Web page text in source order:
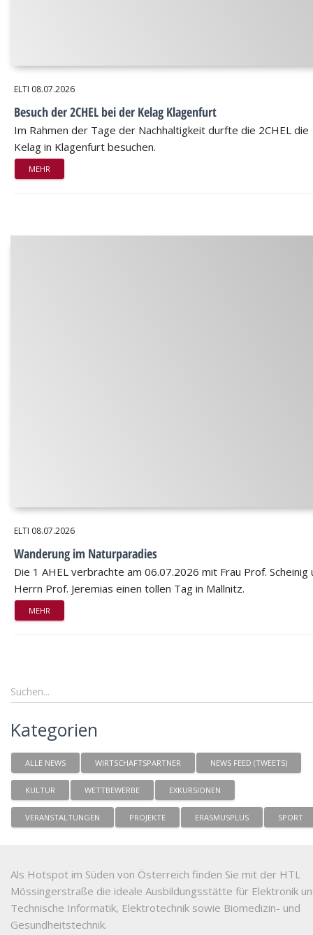
ELTI 08.07.2026
Besuch der 2CHEL bei der Kelag Klagenfurt
Im Rahmen der Tage der Nachhaltigkeit durfte die 2CHEL die
Kelag in Klagenfurt besuchen.
MEHR
ELTI 08.07.2026
Wanderung im Naturparadies
Die 1 AHEL verbrachte am 06.07.2026 mit Frau Prof. Scheinig
Herrn Prof. Jeremias einen tollen Tag in Mallnitz.
MEHR
Kategorien
ALLE NEWS WIRTSCHAFTSPARTNER NEWS FEED (TWEETS)
KULTUR WETTBEWERBE EXKURSIONEN
VERANSTALTUNGEN PROJEKTE ERASMUSPLUS SPORT
Als Hotspot im Süden von Österreich finden Sie mit der HTL
Mössingerstraße die ideale Ausbildungsstätte für Elektronik
Technische Informatik, Elektrotechnik sowie Biomedizin- und
Gesundheitstechnik.